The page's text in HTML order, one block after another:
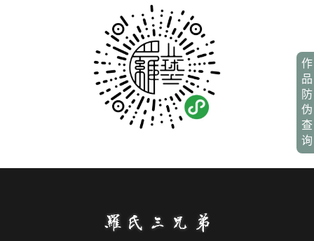
作
品
防
伪
查
询